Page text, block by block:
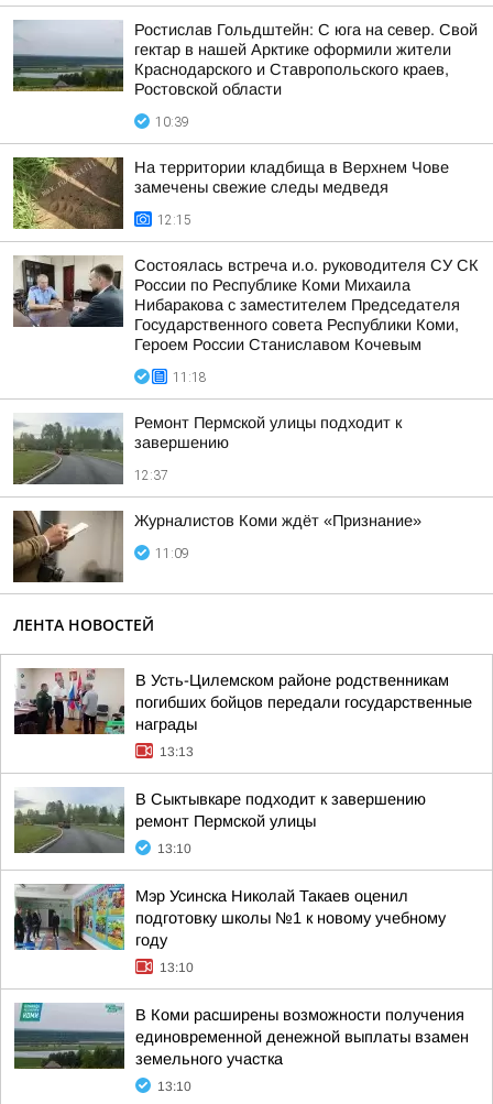
Ростислав Гольдштейн: С юга на север. Свой
гектар в нашей Арктике оформили жители
Краснодарского и Ставропольского краев,
Ростовской области
10:39
На территории кладбища в Верхнем Чове
замечены свежие следы медведя
12:15
Состоялась встреча и.о. руководителя СУ СК
России по Республике Коми Михаила
Нибаракова с заместителем Председателя
Государственного совета Республики Коми,
Героем России Станиславом Кочевым
11:18
Ремонт Пермской улицы подходит к
завершению
12:37
Журналистов Коми ждёт «Признание»
11:09
ЛЕНТА НОВОСТЕЙ
В Усть-Цилемском районе родственникам
погибших бойцов передали государственные
награды
13:13
В Сыктывкаре подходит к завершению
ремонт Пермской улицы
13:10
Мэр Усинска Николай Такаев оценил
подготовку школы №1 к новому учебному
году
13:10
В Коми расширены возможности получения
единовременной денежной выплаты взамен
земельного участка
13:10